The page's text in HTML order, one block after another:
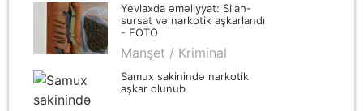
Yevlaxda əməliyyat: Silah-
sursat və narkotik aşkarlandı
- FOTO
Manşet / Kriminal
Samux sakinində narkotik
aşkar olunub